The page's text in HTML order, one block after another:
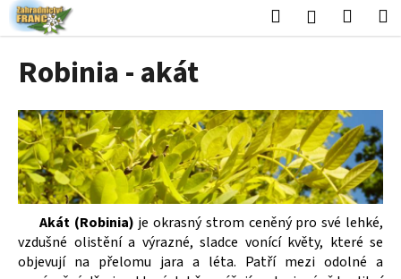
Přejít
na
obsah
HledatPřihlášení
Robinia - akát
Akát (Robinia) je okrasný strom ceněný pro své lehké,
vzdušné olistění a výrazné, sladce vonící květy, které se
objevují na přelomu jara a léta. Patří mezi odolné a
K
o
o
p
o
t
ř
e
b